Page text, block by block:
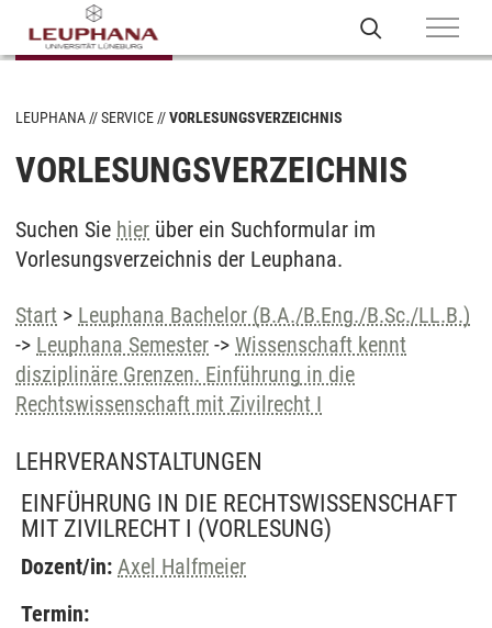
LEUPHANA SERVICE VORLESUNGSVERZEICHNIS
VORLESUNGSVERZEICHNIS
Suchen Sie hier über ein Suchformular im
Vorlesungsverzeichnis der Leuphana.
Start > Leuphana Bachelor (B.A./B.Eng./B.Sc./LL.B.)
-> Leuphana Semester -> Wissenschaft kennt
disziplinäre Grenzen. Einführung in die
Rechtswissenschaft mit Zivilrecht I
LEHRVERANSTALTUNGEN
EINFÜHRUNG IN DIE RECHTSWISSENSCHAFT
MIT ZIVILRECHT I (VORLESUNG)
Dozent/in: Axel Halfmeier
Termin: